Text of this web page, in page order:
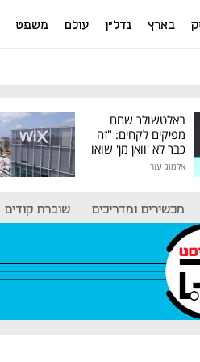
בארץ נדל"ן עולם משפט
באלטשולר שחם
מפיקים לקחים: "זה
כבר לא 'וואן מן' שואו
של גילעד"
אלמוג עזר
מכשירים ומדריכים שוברת קודים